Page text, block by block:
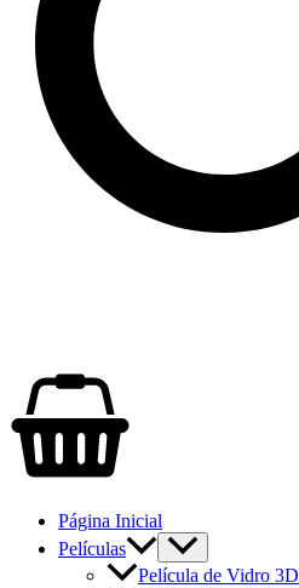
Página Inicial
Películas
Película de Vidro 3D